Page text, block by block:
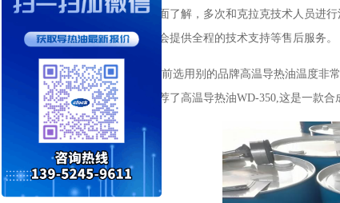
导热油，并进行多方面了解，多次和克拉克技术人员进
测报告等资料并承诺会提供全程的技术支持等售后服务。
沟通中得知，之前选用别的品牌高温导热油温度非
拉克技术人员为其推荐了高温导热油WD-350,这是一款合